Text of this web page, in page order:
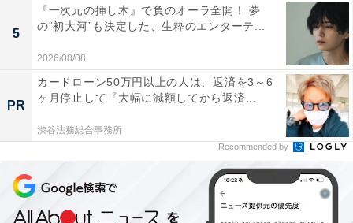
YouTubeのチャンネル「ダルビッシュのサブちゃんねる」から引用。
2020年1月に開設したばかりですが、登録者数はすでに13万人超えの
実はダルビッシュ有のゲーム好きは有名で、最近はシー
ズンオフになるとオンラインのシューティングゲーム
「フォートナイト」を熱心にプレイする様子が見られま
した。そうしたギャップもこのチャンネルが人気を博す
理由なのかもしれません。
5
『一次元の挿し木』で負のオーラ全開！ 夢
の“初大河”も決定した、生粋のエンターテ...
2026/08/08
PR
カードローン50万円以上の人は、返済を3～6
ヶ月停止して『大幅に減額してから返済...
渋谷法務総合事務所
Recommended by